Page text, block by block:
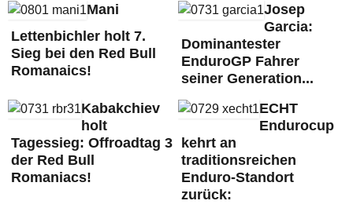
Mani
Lettenbichler holt 7.
Sieg bei den Red Bull
Romanaics!
Josep
Garcia:
Dominantester
EnduroGP Fahrer
seiner Generation...
Kabakchiev
holt
Tagessieg: Offroadtag 3
der Red Bull
Romaniacs!
ECHT
Endurocup
kehrt an
traditionsreichen
Enduro-Standort
zurück: